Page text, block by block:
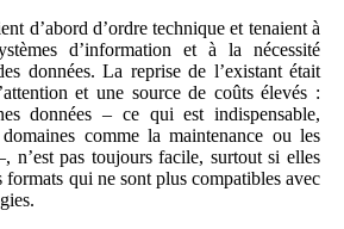
d’abord d’ordre technique et tenaient à
d’information et à la nécessité
données. La reprise de l’existant était
et une source de coûts élevés :
données – ce qui est indispensable,
comme la maintenance ou les
n’est pas toujours facile, surtout si elles
formats qui ne sont plus compatibles avec